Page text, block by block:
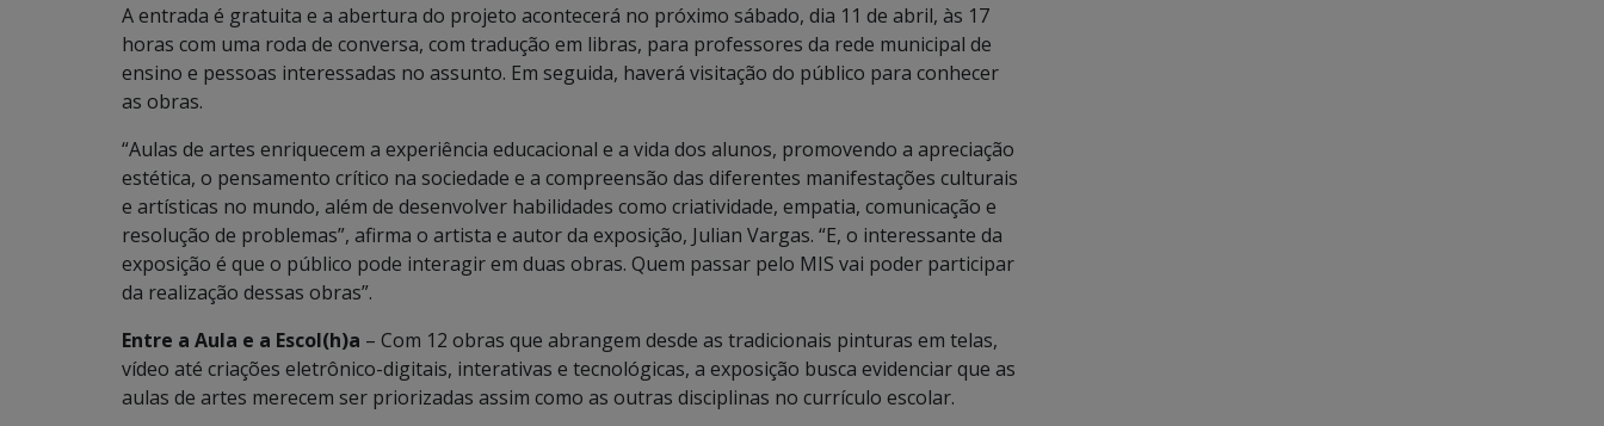
A entrada é gratuita e a abertura do projeto acontecerá no próximo sábado, dia 11 de abril, às 17
horas com uma roda de conversa, com tradução em libras, para professores da rede municipal de
ensino e pessoas interessadas no assunto. Em seguida, haverá visitação do público para conhecer
as obras.
“Aulas de artes enriquecem a experiência educacional e a vida dos alunos, promovendo a apreciação
estética, o pensamento crítico na sociedade e a compreensão das diferentes manifestações culturais
e artísticas no mundo, além de desenvolver habilidades como criatividade, empatia, comunicação e
resolução de problemas”, afirma o artista e autor da exposição, Julian Vargas. “E, o interessante da
exposição é que o público pode interagir em duas obras. Quem passar pelo MIS vai poder participar
da realização dessas obras”.
Entre a Aula e a Escol(h)a – Com 12 obras que abrangem desde as tradicionais pinturas em telas,
vídeo até criações eletrônico-digitais, interativas e tecnológicas, a exposição busca evidenciar que as
aulas de artes merecem ser priorizadas assim como as outras disciplinas no currículo escolar.